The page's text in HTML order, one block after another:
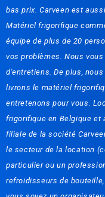
bas prix. Carveen est
Matériel frigorifique
équipe de plus de 20
vos problèmes. Nous
d'entretiens. De plus,
livrons le matériel
entretenons pour vous.
frigorifique en Belgique et
filiale de la société
le secteur de la location
particulier ou un
refroidisseurs de